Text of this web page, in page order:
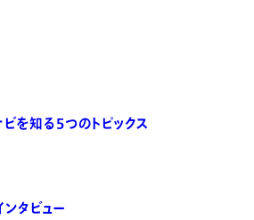
ビを知る5つのトピックス
タビュー